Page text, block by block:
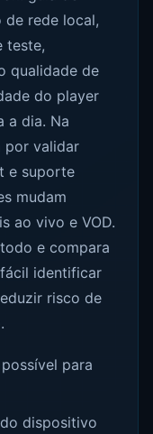
rede local,
teste,
qualidade de
do player
a dia. Na
por validar
e suporte
mudam
ao vivo e VOD.
e compara
identificar
risco de
para
dispositivo